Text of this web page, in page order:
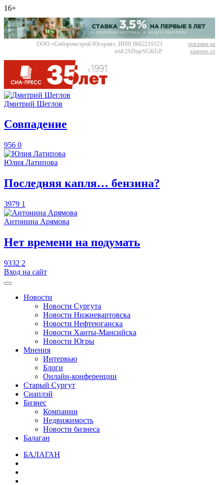
16+
ООО «Сибпромстрой-Югория», ИНН 8602219323
erid:2SDnjeSGKGP
реклама на
siapress.ru
Дмитрий Щеглов
​Совпадение
956 0
Юлия Латипова
​Последняя капля… бензина?
3979 1
Антонина Арямова
​Нет времени на подумать
9332 2
Вход на сайт
Новости
Новости Сургута
Новости Нижневартовска
Новости Нефтеюганска
Новости Ханты-Мансийска
Новости Югры
Мнения
Интервью
Блоги
Онлайн-конференции
Старый Сургут
Сиаплэй
Бизнес
Компании
Недвижимость
Новости бизнеса
Балаган
БАЛАГАН